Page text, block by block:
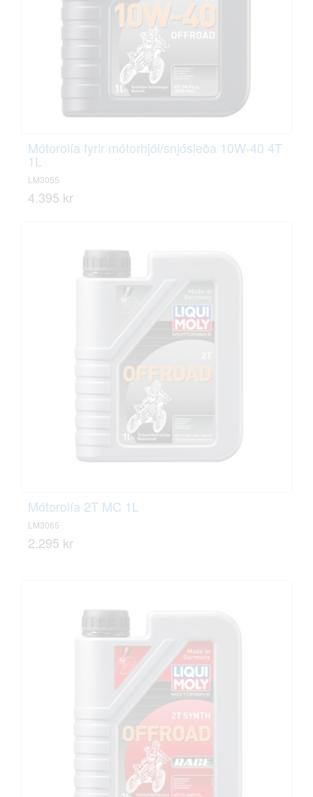
Mótorolía fyrir mótorhjól/snjósleða 10W-40 4T
1L
LM3055
4.395 kr
Mótorolía 2T MC 1L
LM3065
2.295 kr